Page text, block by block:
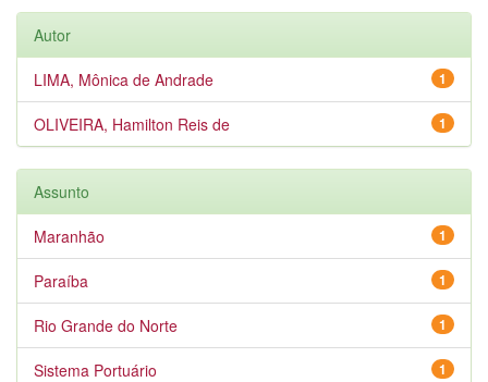
Autor
1
LIMA, Mônica de Andrade
1
OLIVEIRA, Hamilton Reis de
Assunto
1
Maranhão
1
Paraíba
1
Rio Grande do Norte
1
Sistema Portuário